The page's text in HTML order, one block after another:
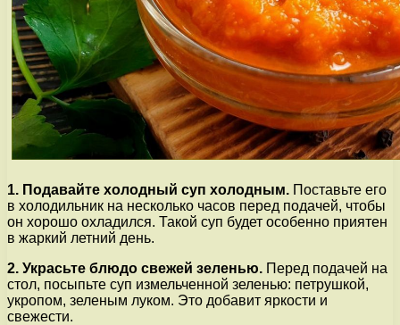
1. Подавайте холодный суп холодным. Поставьте его
в холодильник на несколько часов перед подачей, чтобы
он хорошо охладился. Такой суп будет особенно приятен
в жаркий летний день.
2. Украсьте блюдо свежей зеленью. Перед подачей на
стол, посыпьте суп измельченной зеленью: петрушкой,
укропом, зеленым луком. Это добавит яркости и
свежести.